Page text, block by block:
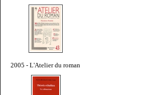
2005 - L'Atelier du roman